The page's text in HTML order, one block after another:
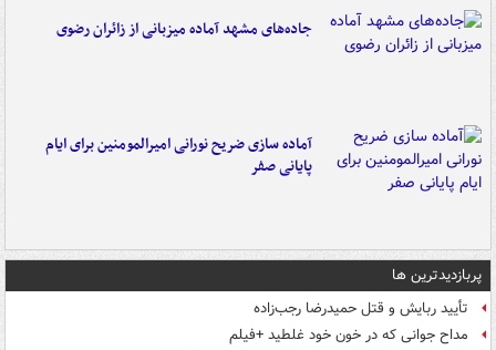
جاده‌های مشهد آماده میزبانی از زائران رضوی
آماده سازی ضریح نورانی امیرالمومنین برای ایام
پایانی صفر
پربازدیدترین ها
تأیید ربایش و قتل حمیدرضا رجب‌زاده
مداح جوانی که در خون خود غلطید +فیلم